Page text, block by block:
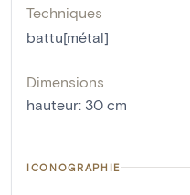
Techniques
battu[métal]
Dimensions
hauteur: 30 cm
ICONOGRAPHIE